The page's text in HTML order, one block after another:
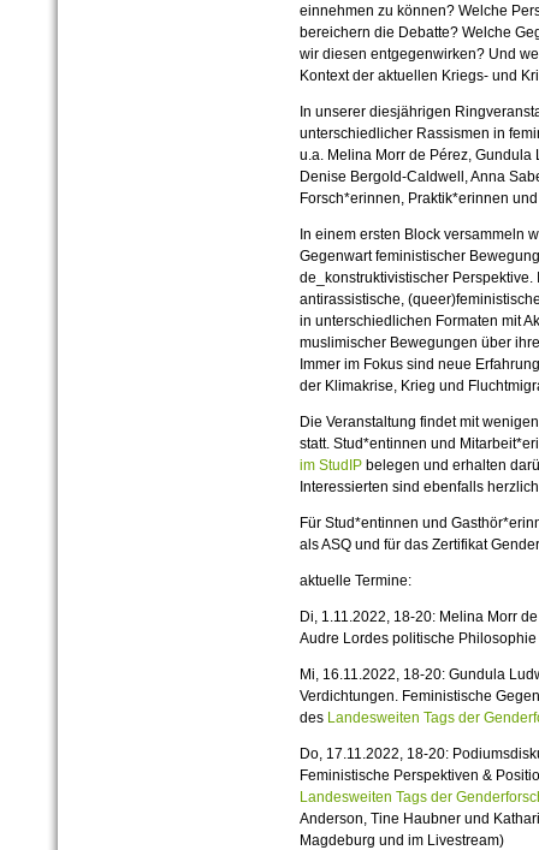
einnehmen zu können? Welche
bereichern die Debatte? Welche
wir diesen entgegenwirken? Und
Kontext der aktuellen Kriegs- und
In unserer diesjährigen
unterschiedlicher Rassismen in
u.a. Melina Morr de Pérez,
Denise Bergold-Caldwell, Anna
Forsch*erinnen, Praktik*erinnen
In einem ersten Block versammeln
Gegenwart feministischer
de_konstruktivistischer
antirassistische,
in unterschiedlichen Formaten mit
muslimischer Bewegungen über
Immer im Fokus sind neue
der Klimakrise, Krieg und
Die Veranstaltung findet mit
statt. Stud*entinnen und
im StudIPbelegen und erhalten
Interessierten sind ebenfalls
Für Stud*entinnen und
als ASQ und für das Zertifikat
aktuelle Termine:
Di, 1.11.2022, 18-20: Melina Morr
Audre Lordes politische
Mi, 16.11.2022, 18-20: Gundula
Verdichtungen. Feministische
des Landesweiten Tags der
Do, 17.11.2022, 18-20:
Feministische Perspektiven &
Landesweiten Tags der
Anderson, Tine Haubner und
Magdeburg und im Livestream)